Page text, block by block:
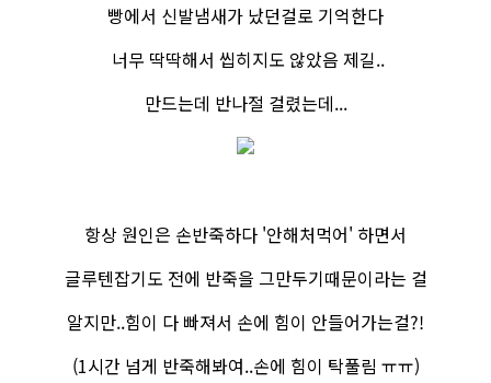
빵에서 신발냄새가 났던걸로 기억한다
너무 딱딱해서 씹히지도 않았음 제길..
만드는데 반나절 걸렸는데...
항상 원인은 손반죽하다 '안해처먹어' 하면서
글루텐잡기도 전에 반죽을 그만​두기때문이라는 걸
알지만..힘이 다 빠져서 손에 힘이 안들어가는걸?!​
(1시간 넘게 반죽해봐여..손에 힘이 탁풀림 ㅠㅠ)